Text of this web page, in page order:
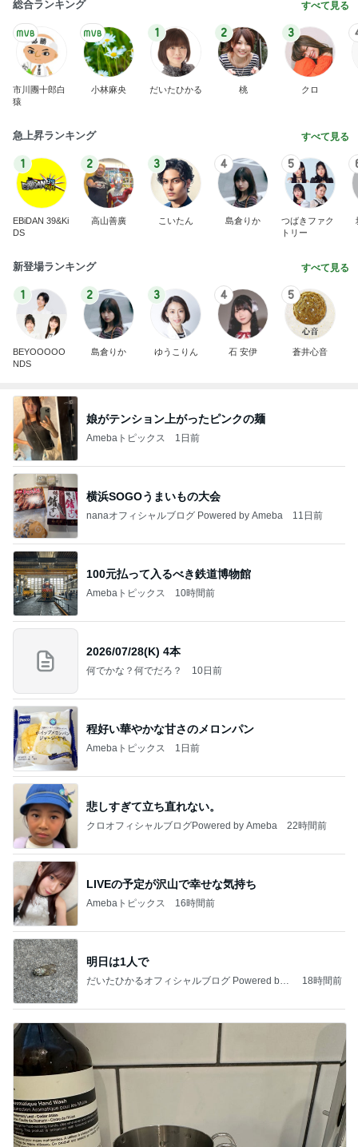
総合ランキング すべて見る
市川團十郎白
猿
小林麻央
1
だいたひかる
2
桃
3
クロ
急上昇ランキング すべて見る
1
EBiDAN 39&Ki
DS
2
高山善廣
3
こいたん
4
島倉りか
5
つばきファク
トリー
新登場ランキング すべて見る
1
BEYOOOOO
NDS
2
島倉りか
3
ゆうこりん
4
石 安伊
5
蒼井心音
娘がテンション上がったピンクの麺
Amebaトピックス 1日前
横浜SOGOうまいもの大会
nanaオフィシャルブログ Powered by Ameba 11日前
100元払って入るべき鉄道博物館
Amebaトピックス 10時間前
2026/07/28(K) 4本
何でかな？何でだろ？ 10日前
程好い華やかな甘さのメロンパン
Amebaトピックス 1日前
悲しすぎて立ち直れない。
クロオフィシャルブログPowered by Ameba 22時間前
LIVEの予定が沢山で幸せな気持ち
Amebaトピックス 16時間前
明日は1人で
だいたひかるオフィシャルブログ Powered by
18時間前